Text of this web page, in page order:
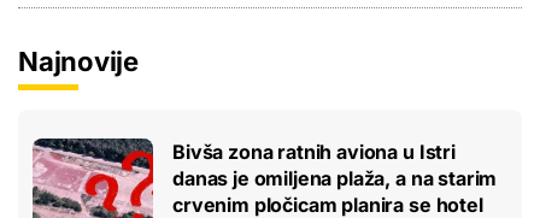
Najnovije
Bivša zona ratnih aviona u Istri
danas je omiljena plaža, a na starim
crvenim pločicam planira se hotel